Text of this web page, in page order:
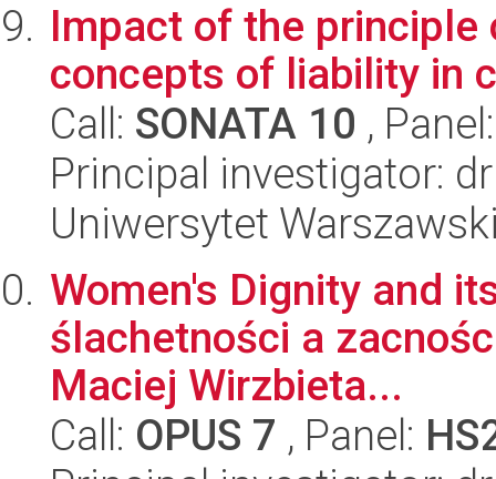
Impact of the principle
concepts of liability in
Call: SONATA 10 ,
Principal investigator:
Uniwersytet
Women's Dignity and
ślachetności a
Maciej Wirzbieta...
Call: OPUS 7 , Panel: